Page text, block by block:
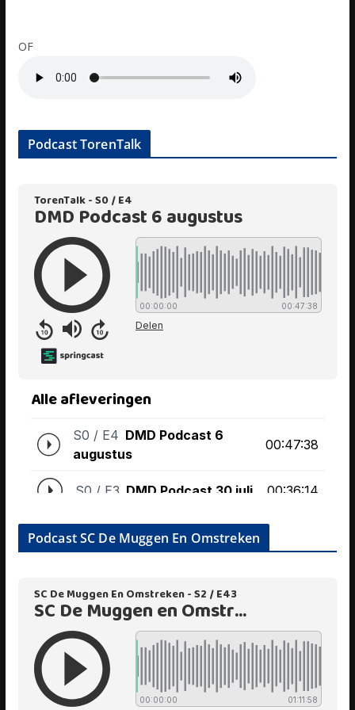
OF
Podcast TorenTalk
Podcast SC De Muggen En Omstreken